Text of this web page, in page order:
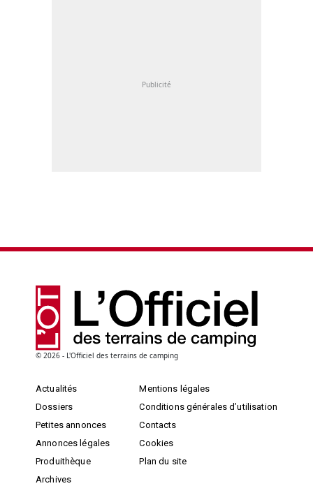
© 2026 - L'Officiel des terrains de camping
Actualités
Dossiers
Petites annonces
Annonces légales
Produithèque
Archives
Mentions légales
Conditions générales d’utilisation
Contacts
Cookies
Plan du site